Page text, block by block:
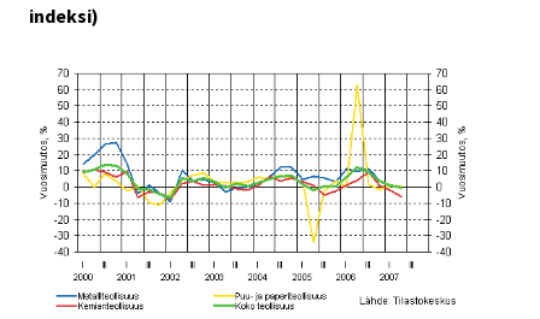
indeksi)